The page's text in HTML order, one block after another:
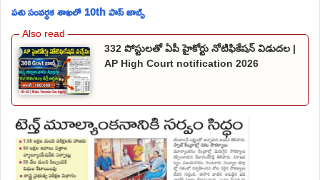
పశు సంవర్ధక శాఖలో 10th పాస్ జాబ్స్
332 పోస్టులతో ఏపీ హైకోర్టు నోటిఫికేషన్ విడుదల |
AP High Court notification 2026